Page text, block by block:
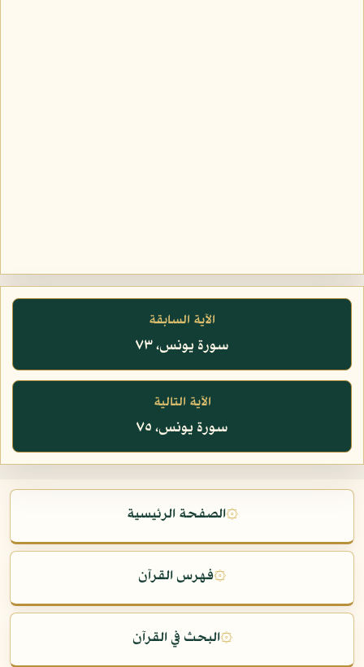
الآية السابقة
سورة يونس، ٧٣
الآية التالية
سورة يونس، ٧٥
۞الصفحة الرئيسية
۞فهرس القرآن
۞البحث في القرآن